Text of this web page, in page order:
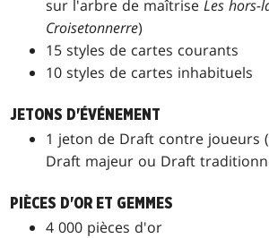
sur l'arbre de maîtriseLes hors-
Croisetonnerre)
15 styles de cartes courants
10 styles de cartes inhabituels
JETONS D'ÉVÉNEMENT
1 jeton de Draft contre joueurs
Draft majeur ou Draft
PIÈCES D'OR ET GEMMES
4 000 pièces d'or